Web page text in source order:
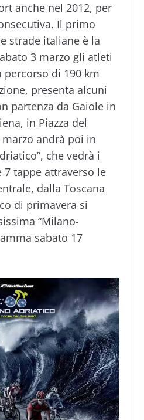
anche nel 2012, per
Il primo
strade italiane è la
3 marzo gli atleti
di 190 km
presenta alcuni
partenza da Gaiole in
in Piazza del
marzo andrà poi in
che vedrà i
tappe attraverso le
dalla Toscana
di primavera si
“Milano-
sabato 17